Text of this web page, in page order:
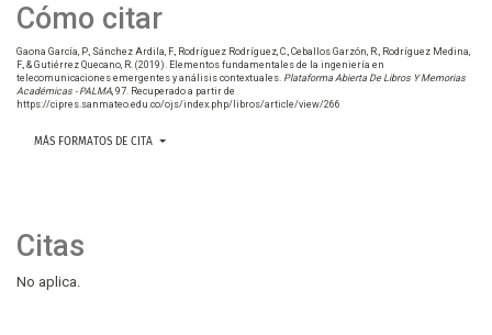
Cómo citar
Gaona García, P., Sánchez Ardila, F., Rodríguez Rodríguez, C., Ceballos Garzón, R., Rodríguez Medina,
F., & Gutiérrez Quecano, R. (2019). Elementos fundamentales de la ingeniería en
telecomunicaciones emergentes y análisis contextuales. Plataforma Abierta De Libros Y Memorias
Académicas - PALMA, 97. Recuperado a partir de
https://cipres.sanmateo.edu.co/ojs/index.php/libros/article/view/266
MÁS FORMATOS DE CITA
Citas
No aplica.